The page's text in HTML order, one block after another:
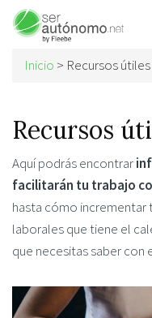
Inicio > Recursos útiles
Recursos
Aquí podrás encontrar
facilitarán tu trabajo
hasta cómo incrementar
laborales que tiene el
que necesitas saber con